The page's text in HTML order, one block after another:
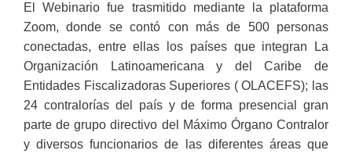
El Webinario fue trasmitido mediante la plataforma
Zoom, donde se contó con más de 500 personas
conectadas, entre ellas los países que integran La
Organización Latinoamericana y del Caribe de
Entidades Fiscalizadoras Superiores ( OLACEFS); las
24 contralorías del país y de forma presencial gran
parte de grupo directivo del Máximo Órgano Contralor
y diversos funcionarios de las diferentes áreas que